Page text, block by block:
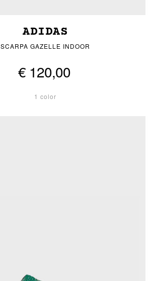
ADIDAS
SCARPA GAZELLE INDOOR
€ 120,00
1 color